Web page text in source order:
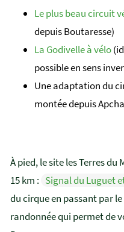
Le plus beau circuit
depuis Boutaresse)
La Godivelle à vélo
possible en sens
Une adaptation du
montée depuis
À pied, le site les Terres
15 km : Signal du Luguet
du cirque en passant par
randonnée qui permet de